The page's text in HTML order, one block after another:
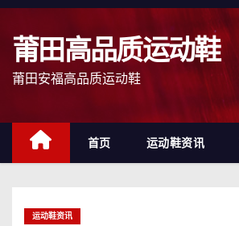
跳
莆田高品质运动鞋
莆田安福高品质运动鞋
首页 运动鞋资讯
运动鞋资讯